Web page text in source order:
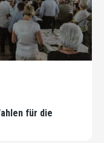
für die